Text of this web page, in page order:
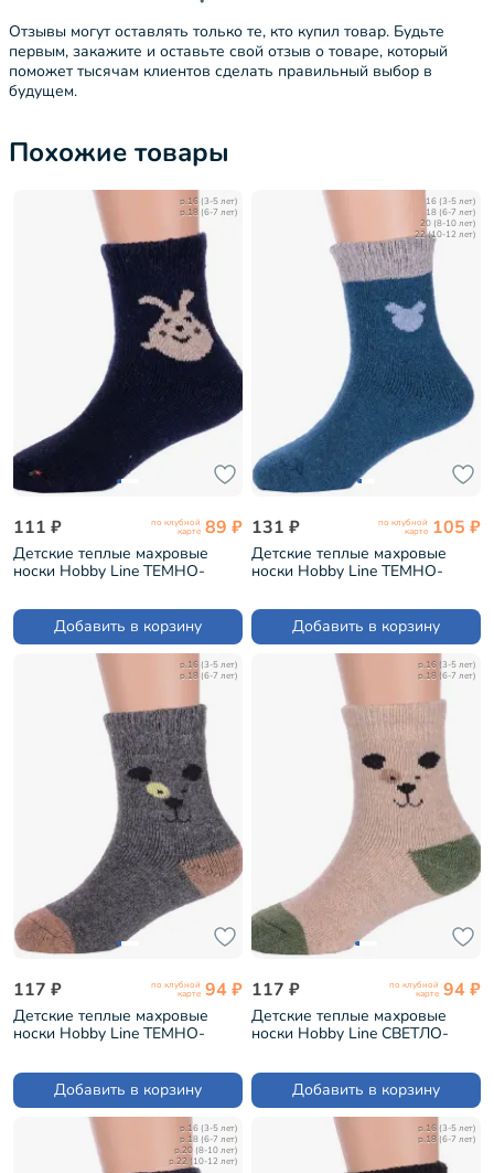
Отзывы могут оставлять только те, кто купил товар. Будьте
первым, закажите и оставьте свой отзыв о товаре, который
поможет тысячам клиентов сделать правильный выбор в
будущем.
Похожие товары
р.16 (3-5 лет)
р.18 (6-7 лет)
111 ₽ по клубной
карте 89 ₽
Детские теплые махровые
носки Hobby Line ТЕМНО-
Добавить в корзину
16 (3-5 лет)
18 (6-7 лет)
20 (8-10 лет)
22 (10-12 лет)
131 ₽ по клубной
карте 105 ₽
Детские теплые махровые
носки Hobby Line ТЕМНО-
Добавить в корзину
р.16 (3-5 лет)
р.18 (6-7 лет)
117 ₽ по клубной
карте 94 ₽
Детские теплые махровые
носки Hobby Line ТЕМНО-
Добавить в корзину
р.16 (3-5 лет)
р.18 (6-7 лет)
117 ₽ по клубной
карте 94 ₽
Детские теплые махровые
носки Hobby Line СВЕТЛО-
Добавить в корзину
р.16 (3-5 лет)
р.18 (6-7 лет)
р.20 (8-10 лет)
р.22 (10-12 лет)
р.16 (3-5 лет)
р.18 (6-7 лет)